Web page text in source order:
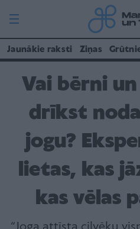
Jaunākie raksti Ziņas
Vai bērni
drīkst
jogu?
lietas, kas
kas vēlas